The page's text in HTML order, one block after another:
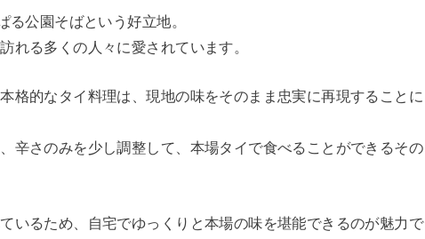
公園そばという好立地。
れる多くの人々に愛されています。
格的なタイ料理は、現地の味をそのまま忠実に再現することに
辛さのみを少し調整して、本場タイで食べることができるその
いるため、自宅でゆっくりと本場の味を堪能できるのが魅力で